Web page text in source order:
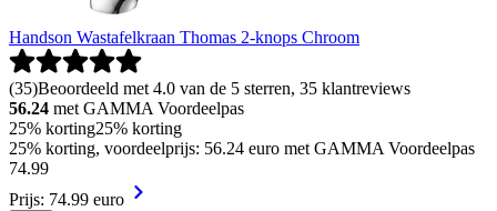
Handson Wastafelkraan Thomas 2-knops Chroom
(35)Beoordeeld met 4.0 van de 5 sterren, 35 klantreviews
56.24 met GAMMA Voordeelpas
25% korting25% korting
25% korting, voordeelprijs: 56.24 euro met GAMMA Voordeelpas
74.99
Prijs: 74.99 euro